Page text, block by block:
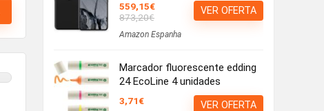
559,15€
873,20€
Amazon Espanha
VER OFERTA
Marcador fluorescente edding
24 EcoLine 4 unidades
3,71€ VER OFERTA